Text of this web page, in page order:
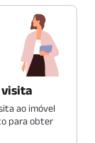
visita
ao imóvel
para obter